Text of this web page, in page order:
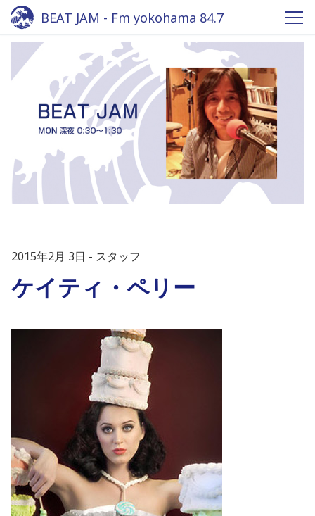
BEAT JAM - Fm yokohama 84.7
2015年2月 3日 スタッフ
ケイティ・ペリー